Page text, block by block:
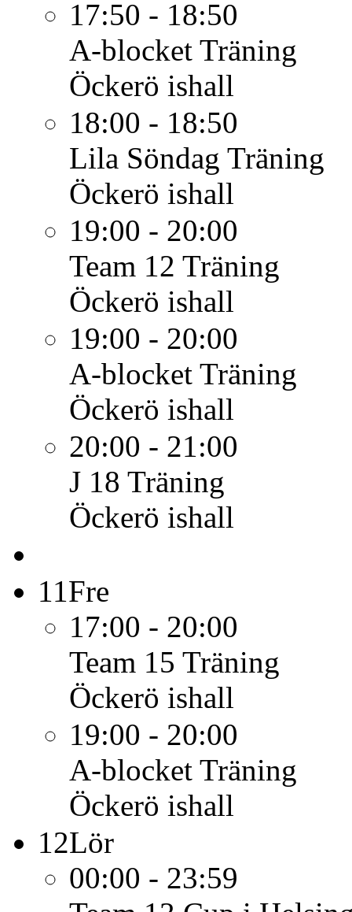
17:50 - 18:50
A-blocket Träning
Öckerö ishall
18:00 - 18:50
Lila Söndag Träning
Öckerö ishall
19:00 - 20:00
Team 12 Träning
Öckerö ishall
19:00 - 20:00
A-blocket Träning
Öckerö ishall
20:00 - 21:00
J 18 Träning
Öckerö ishall
11Fre
17:00 - 20:00
Team 15 Träning
Öckerö ishall
19:00 - 20:00
A-blocket Träning
Öckerö ishall
12Lör
00:00 - 23:59